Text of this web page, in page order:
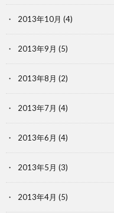
2013年10月 (4)
2013年9月 (5)
2013年8月 (2)
2013年7月 (4)
2013年6月 (4)
2013年5月 (3)
2013年4月 (5)